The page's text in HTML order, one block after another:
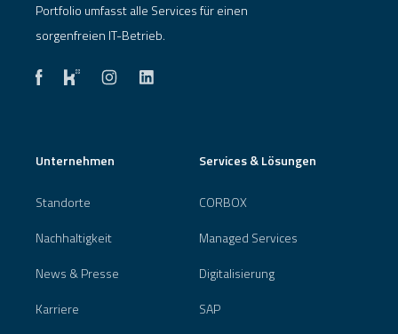
Portfolio umfasst alle Services für einen
sorgenfreien IT-Betrieb.
Unternehmen
Standorte
Nachhaltigkeit
News & Presse
Karriere
Services & Lösungen
CORBOX
Managed Services
Digitalisierung
SAP